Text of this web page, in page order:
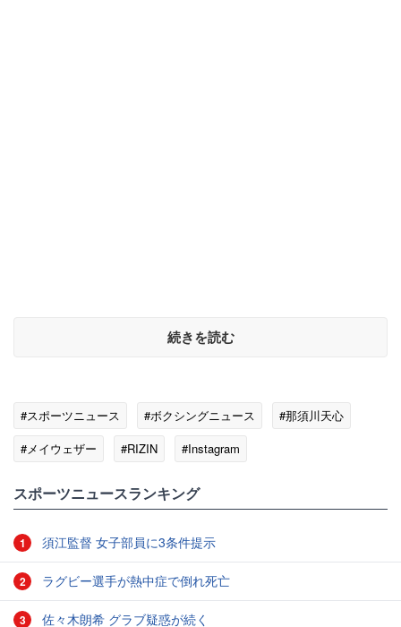
続きを読む
#スポーツニュース #ボクシングニュース
#那須川天心
#メイウェザー
#RIZIN #Instagram
スポーツニュースランキング
1 須江監督 女子部員に3条件提示
2 ラグビー選手が熱中症で倒れ死亡
3 佐々木朗希 グラブ疑惑が続く